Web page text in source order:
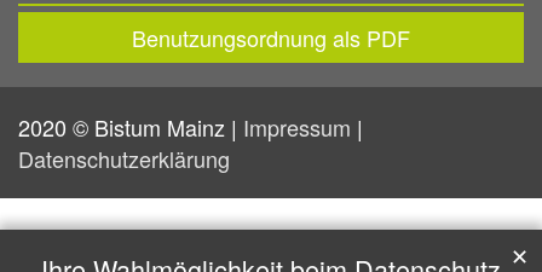
Benutzungsordnung als PDF
2020 © Bistum Mainz | Impressum |
Datenschutzerklärung
✕